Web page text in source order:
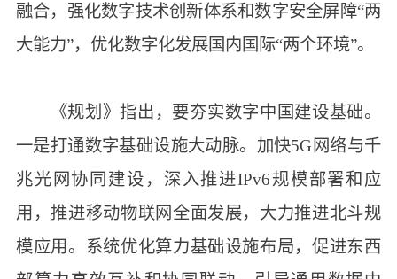
融合，强化数字技术创新体系和数字安全屏障“两
大能力”，优化数字化发展国内国际“两个环境”。
《规划》指出，要夯实数字中国建设基础。
一是打通数字基础设施大动脉。加快5G网络与千
兆光网协同建设，深入推进IPv6规模部署和应
用，推进移动物联网全面发展，大力推进北斗规
模应用。系统优化算力基础设施布局，促进东西